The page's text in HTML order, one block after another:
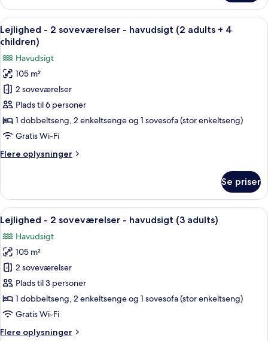
3
children)
-
soveværelser
-
havudsigt
(2
adults
+
3
children)
Indlæs
alle
billeder
af
Lejlighed
-
2
soveværelser
-
(2
4
children)
2 soveværelser, pengeskab på
10
Lejlighed - 2 soveværelser - havudsigt (2 adults + 4
children)
Havudsigt
105 m²
2 soveværelser
Plads til 6 personer
1 dobbeltseng, 2 enkeltsenge og 1 sovesofa (stor enkeltseng)
Gratis Wi-Fi
Flere oplysninger
Flere
-
soveværelser
havudsigt
(2
adults
+
4
children)
Se priser
Indlæs
alle
billeder
af
Lejlighed
-
2
soveværelser
havudsigt
2 soveværelser, pengeskab på
10
Lejlighed - 2 soveværelser - havudsigt (3 adults)
Havudsigt
105 m²
2 soveværelser
Plads til 3 personer
1 dobbeltseng, 2 enkeltsenge og 1 sovesofa (stor enkeltseng)
Gratis Wi-Fi
Flere oplysninger
Flere